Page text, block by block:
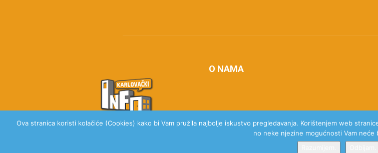
O NAMA
Ova stranica koristi kolačiće (Cookies) kako bi Vam pružila najbolje iskustvo pregledavanja. Korištenjem web
no neke njezine mogućnosti Vam neće